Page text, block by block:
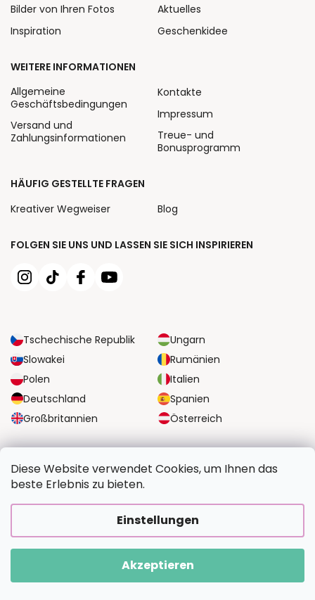
Diese Website verwendet Cookies, um Ihnen das
beste Erlebnis zu bieten.
Einstellungen
Akzeptieren
FOLGEN SIE UNS UND LASSEN SIE SICH INSPIRIEREN
Tschechische Republik
Ungarn
Slowakei
Rumänien
Polen
Italien
Deutschland
Spanien
Großbritannien
Österreich
Bilder von Ihren Fotos
Inspiration
Aktuelles
Geschenkidee
WEITERE INFORMATIONEN
Allgemeine
Geschäftsbedingungen
Versand und
Zahlungsinformationen
Kontakte
Impressum
Treue- und
Bonusprogramm
HÄUFIG GESTELLTE FRAGEN
Kreativer Wegweiser
Blog
SICHERE ZAHLUNGSOPTIONEN
Erstellt von Shoptet Premium|UpraviloFV STUDIO
BildvomFoto.de. Alle Rechte vorbehalten.